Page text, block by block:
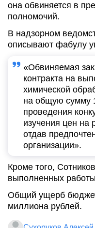
она обвиняется в
полномочий.
В надзорном
описывают фабулу
«Обвиняемая
контракта на
химической
на общую сумму
проведения
изучения цен на
отдав
организации».
Кроме того,
выполненных
Общий ущерб
миллиона рублей.